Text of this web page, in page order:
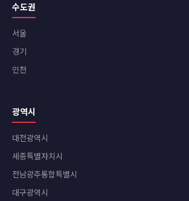
수도권
서울
경기
인천
광역시
대전광역시
세종특별자치시
전남광주통합특별시
대구광역시